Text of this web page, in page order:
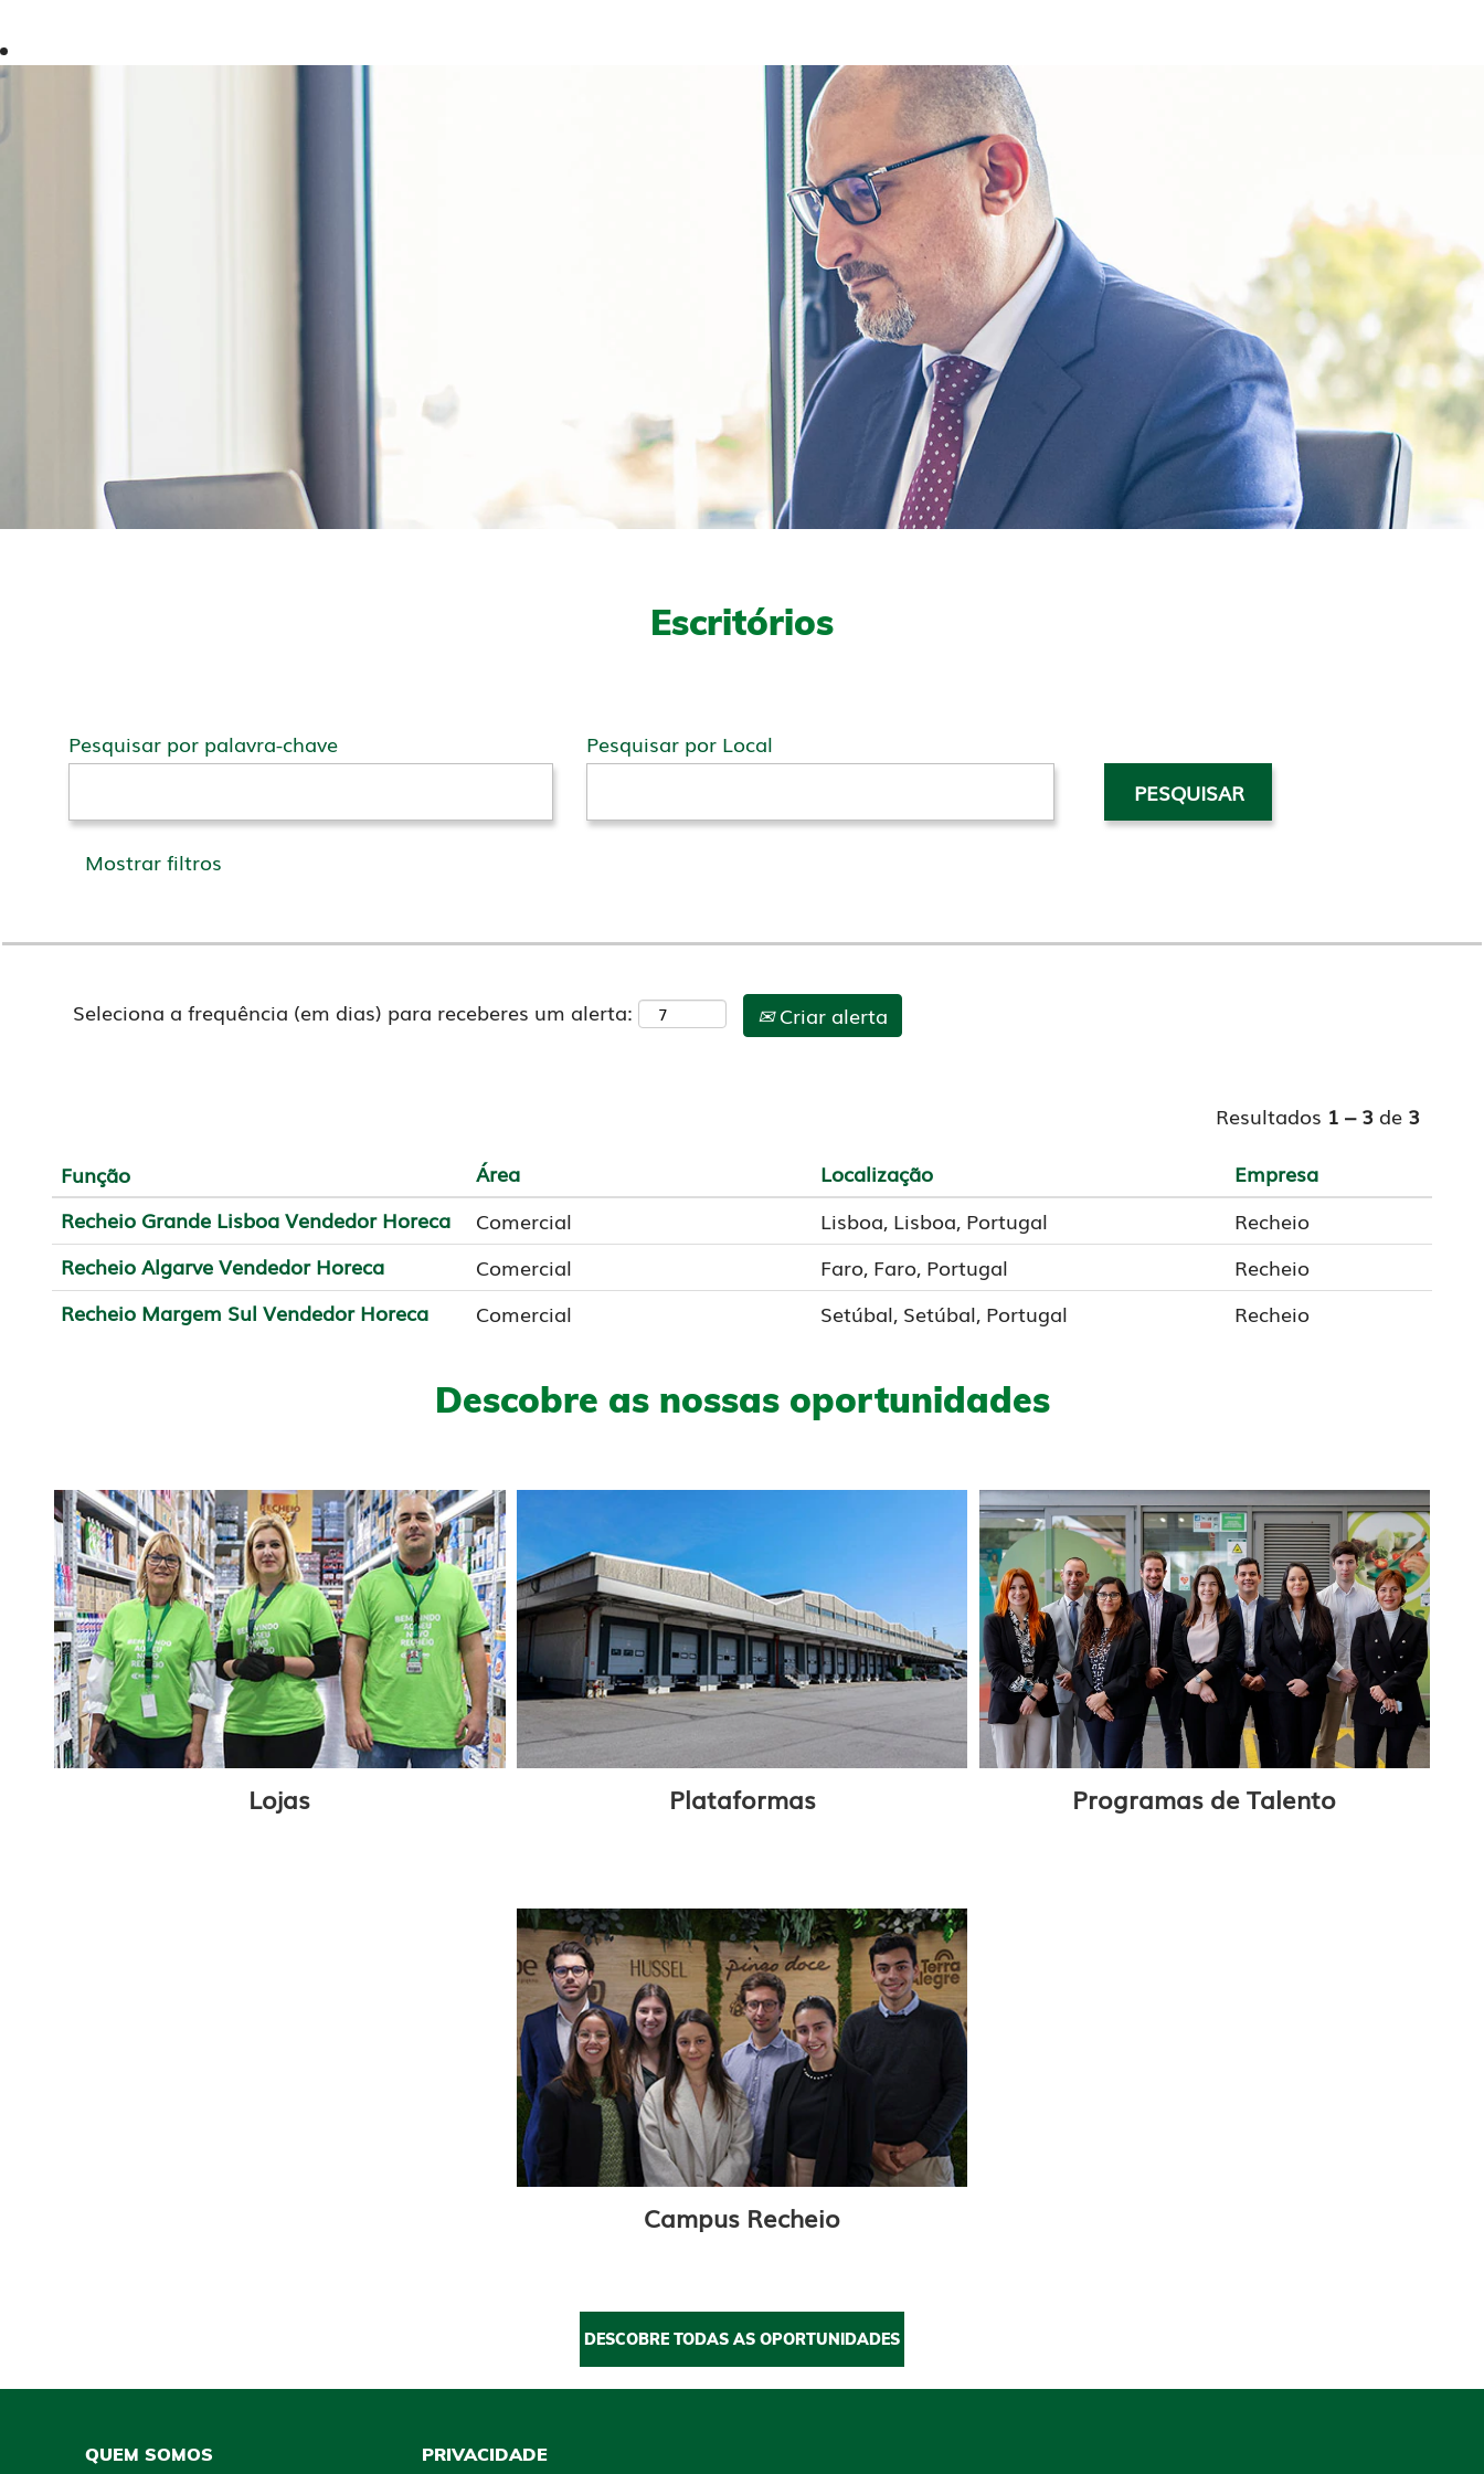
Escritórios
Pesquisar por palavra-chave Pesquisar por Local
Mostrar filtros
Seleciona a frequência (em dias) para receberes um alerta: Criar alerta
Resultados 1 – 3 de 3
Função Área Localização
Empresa
Recheio Grande Lisboa Vendedor Horeca
Comercial Lisboa, Lisboa, Portugal
Recheio
Recheio Algarve Vendedor Horeca
Comercial Faro, Faro, Portugal
Recheio
Recheio Margem Sul Vendedor Horeca
Comercial Setúbal, Setúbal, Portugal Recheio
Descobre as nossas oportunidades
Lojas Plataformas Programas de Talento
Campus Recheio
DESCOBRE TODAS AS OPORTUNIDADES
QUEM SOMOS PRIVACIDADE